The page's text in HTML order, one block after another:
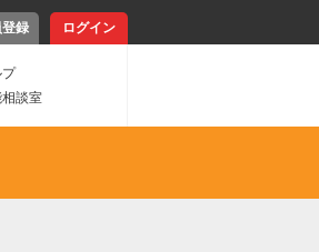
録 ログイン
談室